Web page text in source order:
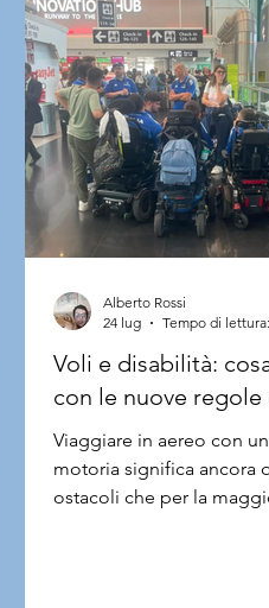
Voli e disabilità:
con le nuove regole
le sfide ancora aperte
Viaggiare in aereo con
motoria significa ancora
ostacoli che per la
Alberto Rossi
24 lug
Tempo di